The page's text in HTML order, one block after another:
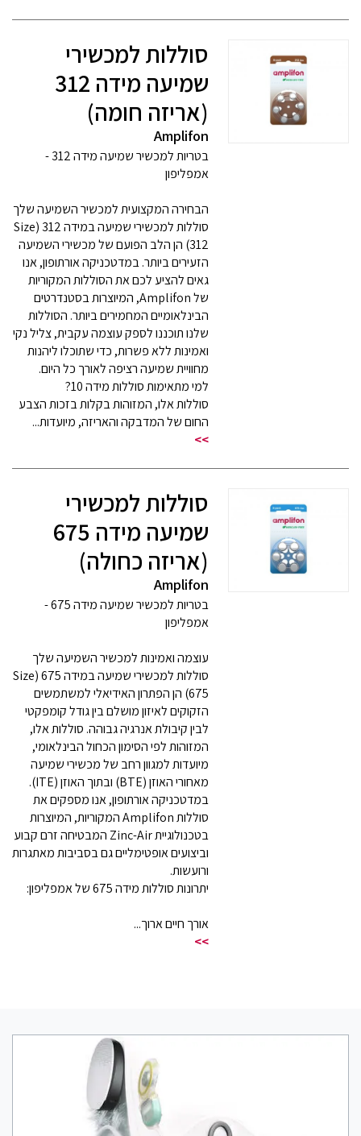
סוללות למכשירי
שמיעה מידה 312
(אריזה חומה)
Amplifon
בטריות למכשיר שמיעה מידה 312 -
אמפליפון
הבחירה המקצועית למכשיר השמיעה שלך
סוללות למכשירי שמיעה במידה 312 (Size
312) הן הלב הפועם של מכשירי השמיעה
הזעירים ביותר. במדטכניקה אורתופון, אנו
גאים להציע לכם את הסוללות המקוריות
של Amplifon, המיוצרות בסטנדרטים
הבינלאומיים המחמירים ביותר. הסוללות
שלנו תוכננו לספק עוצמה עקבית, צליל נקי
ואמינות ללא פשרות, כדי שתוכלו ליהנות
מחוויית שמיעה רציפה לאורך כל היום.
למי מתאימות סוללות מידה 10?
סוללות אלו, המזוהות בקלות בזכות הצבע
החום של המדבקה והאריזה, מיועדות...
>>
סוללות למכשירי
שמיעה מידה 675
(אריזה כחולה)
Amplifon
בטריות למכשיר שמיעה מידה 675 -
אמפליפון
עוצמה ואמינות למכשיר השמיעה שלך
סוללות למכשירי שמיעה במידה 675 (Size
675) הן הפתרון האידיאלי למשתמשים
הזקוקים לאיזון מושלם בין גודל קומפקטי
לבין קיבולת אנרגיה גבוהה. סוללות אלו,
המזוהות לפי הסימון הכחול הבינלאומי,
מיועדות למגוון רחב של מכשירי שמיעה
מאחורי האוזן (BTE) ובתוך האוזן (ITE).
במדטכניקה אורתופון, אנו מספקים את
סוללות Amplifon המקוריות, המיוצרות
בטכנולוגיית Zinc-Air המבטיחה זרם קבוע
וביצועים אופטימליים גם בסביבות מאתגרות
ורועשות.
יתרונות סוללות מידה 675 של אמפליפון:
אורך חיים ארוך...
>>